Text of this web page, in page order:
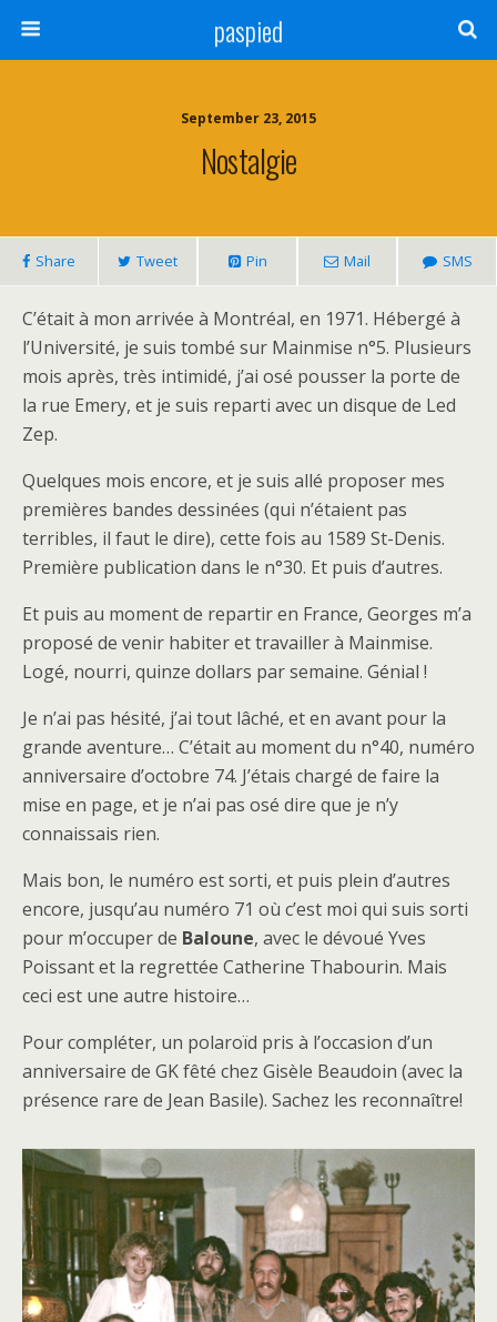
paspied
September 23, 2015
Nostalgie
Share Tweet Pin Mail SMS
C’était à mon arrivée à Montréal, en 1971. Hébergé à
l’Université, je suis tombé sur Mainmise n°5. Plusieurs
mois après, très intimidé, j’ai osé pousser la porte de
la rue Emery, et je suis reparti avec un disque de Led
Zep.
Quelques mois encore, et je suis allé proposer mes
premières bandes dessinées (qui n’étaient pas
terribles, il faut le dire), cette fois au 1589 St-Denis.
Première publication dans le n°30. Et puis d’autres.
Et puis au moment de repartir en France, Georges m’a
proposé de venir habiter et travailler à Mainmise.
Logé, nourri, quinze dollars par semaine. Génial !
Je n’ai pas hésité, j’ai tout lâché, et en avant pour la
grande aventure… C’était au moment du n°40, numéro
anniversaire d’octobre 74. J’étais chargé de faire la
mise en page, et je n’ai pas osé dire que je n’y
connaissais rien.
Mais bon, le numéro est sorti, et puis plein d’autres
encore, jusqu’au numéro 71 où c’est moi qui suis sorti
pour m’occuper de Baloune, avec le dévoué Yves
Poissant et la regrettée Catherine Thabourin. Mais
ceci est une autre histoire…
Pour compléter, un polaroïd pris à l’occasion d’un
anniversaire de GK fêté chez Gisèle Beaudoin (avec la
présence rare de Jean Basile). Sachez les reconnaître!